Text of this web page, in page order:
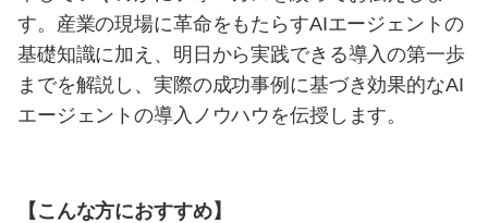
す。産業の現場に革命をもたらすAIエージェントの
基礎知識に加え、明日から実践できる導入の第一歩
までを解説し、実際の成功事例に基づき効果的なAI
エージェントの導入ノウハウを伝授します。
【こんな方におすすめ】